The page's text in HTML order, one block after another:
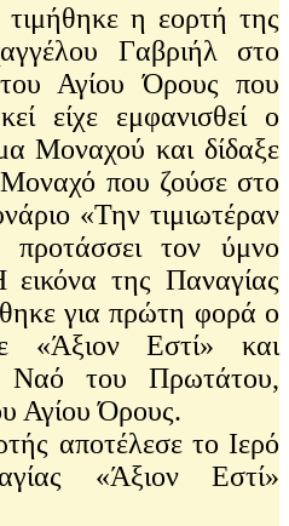
η εορτή της
Γαβριήλ στο
Αγίου Όρους που
είχε εμφανισθεί ο
Μοναχού και δίδαξε
που ζούσε στο
«Την τιμιωτέραν
τον ύμνο
της Παναγίας
για πρώτη φορά ο
«Άξιον Εστί» και
Ναό του Πρωτάτου,
Αγίου Όρους.
αποτέλεσε το Ιερό
«Άξιον Εστί»